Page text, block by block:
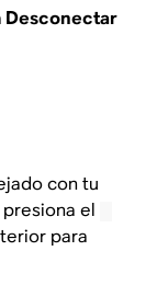
Desconectar
con tu
el
para